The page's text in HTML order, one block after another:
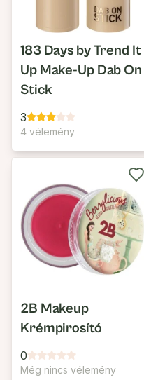
183 Days by Trend It
Up Make-Up Dab On
Stick
3
4 vélemény
2B Makeup
Krémpirosító
0
Még nincs vélemény